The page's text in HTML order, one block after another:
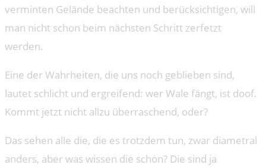
verminten Gelände beachten und berücksichtigen, will
man nicht schon beim nächsten Schritt zerfetzt
werden.
Eine der Wahrheiten, die uns noch geblieben sind,
lautet schlicht und ergreifend: wer Wale fängt, ist doof.
Kommt jetzt nicht allzu überraschend, oder?
Das sehen alle die, die es trotzdem tun, zwar diametral
anders, aber was wissen die schon? Die sind ja